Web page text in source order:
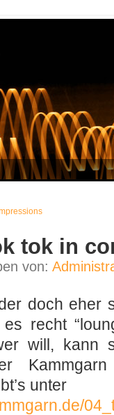
tok in
von:
doch eher
recht
will, kann
unter